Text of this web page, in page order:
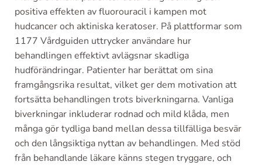
positiva effekten av fluorouracil i kampen mot
hudcancer och aktiniska keratoser. På plattformar som
1177 Vårdguiden uttrycker användare hur
behandlingen effektivt avlägsnar skadliga
hudförändringar. Patienter har berättat om sina
framgångsrika resultat, vilket ger dem motivation att
fortsätta behandlingen trots biverkningarna. Vanliga
biverkningar inkluderar rodnad och mild klåda, men
många gör tydliga band mellan dessa tillfälliga besvär
och den långsiktiga nyttan av behandlingen. Med stöd
från behandlande läkare känns stegen tryggare, och